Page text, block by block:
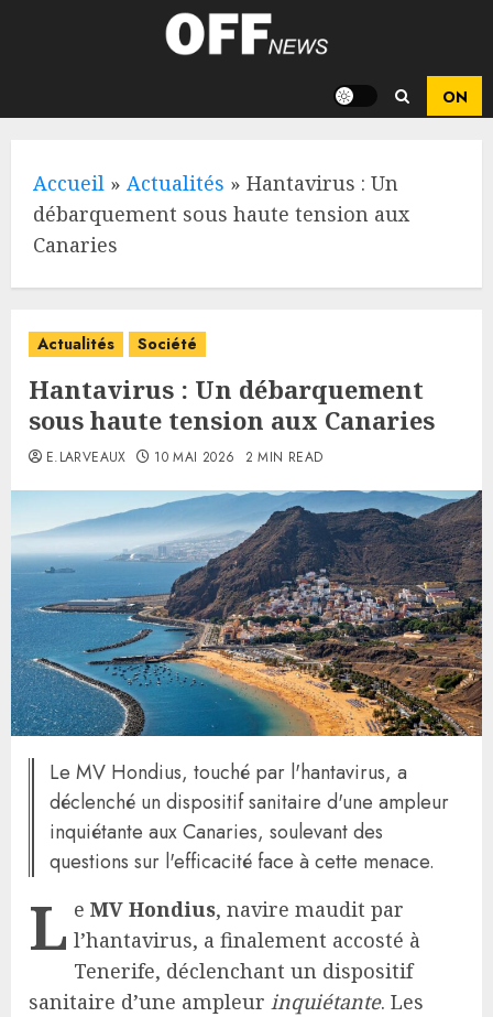
Accueil » Actualités » Hantavirus : Un
débarquement sous haute tension aux
Canaries
Actualités Société
Hantavirus : Un débarquement
sous haute tension aux Canaries
E.LARVEAUX 10 MAI 2026 2 MIN READ
Le MV Hondius, touché par l'hantavirus, a
déclenché un dispositif sanitaire d'une ampleur
inquiétante aux Canaries, soulevant des
questions sur l'efficacité face à cette menace.
L eMV Hondius, navire maudit par
l’hantavirus, a finalement accosté à
Tenerife, déclenchant un dispositif
sanitaire d’une ampleur inquiétante. Les